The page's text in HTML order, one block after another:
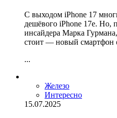
С выходом iPhone 17
дешёвого iPhone 17e. Но,
инсайдера Марка
стоит — новый смартфон
...
Железо
Интересно
15.07.2025